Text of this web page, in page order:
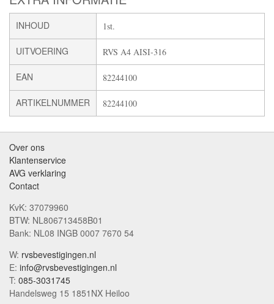
INHOUD 1st.
UITVOERING RVS A4 AISI-316
EAN 82244100
ARTIKELNUMMER 82244100
Over ons
Klantenservice
AVG verklaring
Contact
KvK: 37079960
BTW: NL806713458B01
Bank: NL08 INGB 0007 7670 54
W: rvsbevestigingen.nl
E: info@rvsbevestigingen.nl
T: 085-3031745
Handelsweg 15 1851NX Heiloo